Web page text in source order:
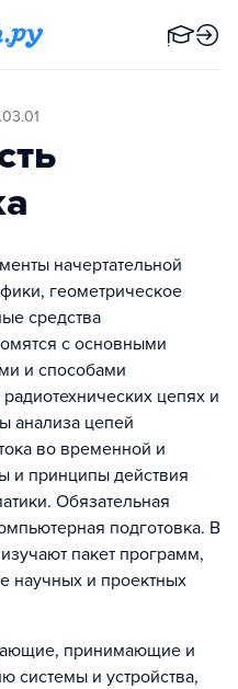
начертательной
геометрическое
средства
с основными
и способами
цепях и
анализа цепей
во временной и
и принципы действия
Обязательная
подготовка. В
пакет программ,
научных и проектных
принимающие и
и устройства,